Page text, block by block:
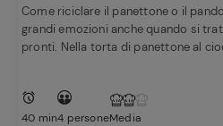
Come riciclare il panettone o il
grandi emozioni anche quando si
pronti. Nella torta di panettone al
40 min4 personeMedia